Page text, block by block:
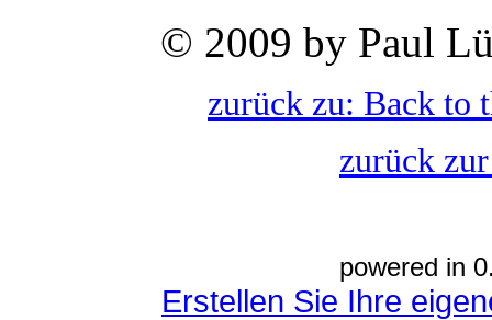
© 2009 by Paul
zurück zu: Back to
zurück
powered in
Erstellen Sie Ihre